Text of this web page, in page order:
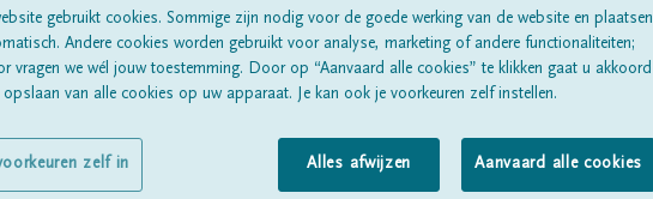
Geboren te op 31/03/1948
gebruikt cookies. Sommige zijn nodig voor de goede werking van de website en plaatsen
Andere cookies worden gebruikt voor analyse, marketing of andere functionaliteiten;
vragen we wél jouw toestemming. Door op “Aanvaard alle cookies” te klikken gaat u akkoord
opslaan van alle cookies op uw apparaat. Je kan ook je voorkeuren zelf instellen.
Alles afwijzen Aanvaard alle cookies
zelf in